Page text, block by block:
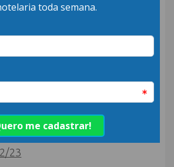
momento para o setor
da Setur apontaram que a
de cruzeiros marítimos
um aumento de
de leitos e o período da
Catarina – Setur
23